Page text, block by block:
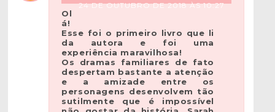
24 DE OUTUBRO DE 2018 ÀS 10:27
Ol
á!
Esse foi o primeiro livro que li
da autora e foi uma
experiência maravilhosa!
Os dramas familiares de fato
despertam bastante a atenção
e a amizade entre os
personagens desenvolvem tão
sutilmente que é impossível